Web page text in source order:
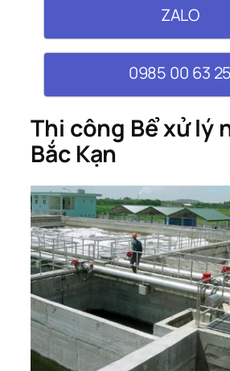
ZALO
0985 00 63 25
Thi công Bể xử lý
Bắc Kạn